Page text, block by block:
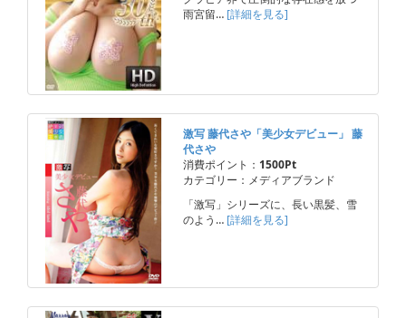
雨宮留… [詳細を見る]
激写 藤代さや「美少女デビュー」 藤
代さや
消費ポイント： 1500Pt
カテゴリー：メディアブランド
「激写」シリーズに、長い黒髪、雪
のよう… [詳細を見る]